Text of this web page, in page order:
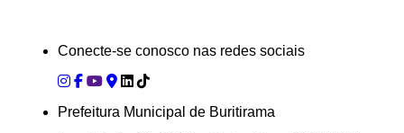
Conecte-se conosco nas redes sociais
Prefeitura Municipal de Buritirama